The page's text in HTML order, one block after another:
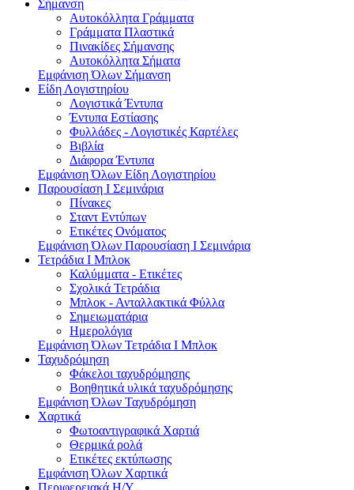
Σήμανση
Αυτοκόλλητα Γράμματα
Γράμματα Πλαστικά
Πινακίδες Σήμανσης
Αυτοκόλλητα Σήματα
Εμφάνιση Όλων Σήμανση
Είδη Λογιστηρίου
Λογιστικά Έντυπα
Έντυπα Εστίασης
Φυλλάδες - Λογιστικές Καρτέλες
Βιβλία
Διάφορα Έντυπα
Εμφάνιση Όλων Είδη Λογιστηρίου
Παρουσίαση I Σεμινάρια
Πίνακες
Σταντ Εντύπων
Ετικέτες Ονόματος
Εμφάνιση Όλων Παρουσίαση I Σεμινάρια
Τετράδια I Μπλοκ
Καλύμματα - Ετικέτες
Σχολικά Τετράδια
Μπλοκ - Ανταλλακτικά Φύλλα
Σημειωματάρια
Ημερολόγια
Εμφάνιση Όλων Τετράδια I Μπλοκ
Ταχυδρόμηση
Φάκελοι ταχυδρόμησης
Βοηθητικά υλικά ταχυδρόμησης
Εμφάνιση Όλων Ταχυδρόμηση
Χαρτικά
Φωτοαντιγραφικά Χαρτιά
Θερμικά ρολά
Ετικέτες εκτύπωσης
Εμφάνιση Όλων Χαρτικά
Περιφερειακά Η/Υ